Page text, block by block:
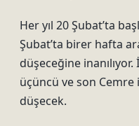
Her yıl 20 Şubat’ta
Şubat’ta birer hafta
düşeceğine
üçüncü ve son Cemre
düşecek.